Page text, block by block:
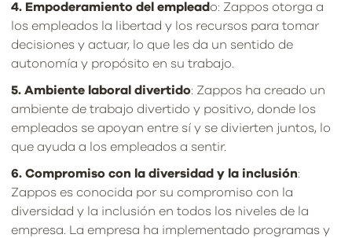
4. Empoderamiento del empleado: Zappos otorga a
los empleados la libertad y los recursos para tomar
decisiones y actuar, lo que les da un sentido de
autonomía y propósito en su trabajo.
5. Ambiente laboral divertido: Zappos ha creado un
ambiente de trabajo divertido y positivo, donde los
empleados se apoyan entre sí y se divierten juntos, lo
que ayuda a los empleados a sentir.
6. Compromiso con la diversidad y la inclusión:
Zappos es conocida por su compromiso con la
diversidad y la inclusión en todos los niveles de la
empresa. La empresa ha implementado programas y